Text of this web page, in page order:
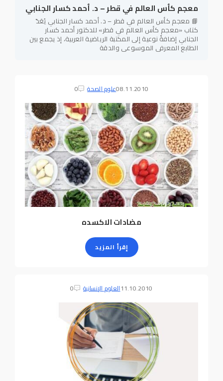
معجم كأس العالم في قطر – د. أحمد كسار الجنابي
📘 معجم كأس العالم في قطر – د. أحمد كسار الجنابي يُعَدّ
كتاب «معجم كأس العالم في قطر» للدكتور أحمد كسار
الجنابي إضافةً نوعية إلى المكتبة الرياضية العربية، إذ يجمع بين
الطابع المعرفي الموسوعي والدقة
08.11.2010علوم الصحة 0
مضادات الاكسده
إقرأ المزيد
11.10.2010العلوم الإنسانية 0